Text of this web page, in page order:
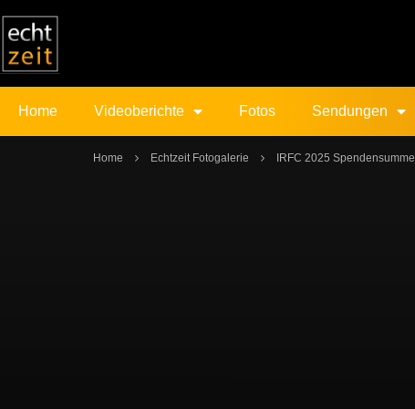
Home Videoberichte Fotos Sendungen
Home Echtzeit Fotogalerie IRFC 2025 Spendensumme